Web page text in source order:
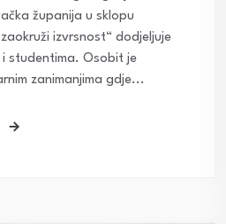
županija u sklopu
izvrsnost“ dodjeljuje
i studentima. Osobit je
zanimanjima gdje...